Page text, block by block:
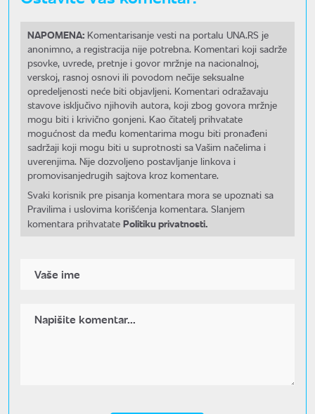
NAPOMENA: Komentarisanje vesti na portalu UNA.RS je
anonimno, a registracija nije potrebna. Komentari koji sadrže
psovke, uvrede, pretnje i govor mržnje na nacionalnoj,
verskoj, rasnoj osnovi ili povodom nečije seksualne
opredeljenosti neće biti objavljeni. Komentari odražavaju
stavove isključivo njihovih autora, koji zbog govora mržnje
mogu biti i krivično gonjeni. Kao čitatelj prihvatate
mogućnost da među komentarima mogu biti pronađeni
sadržaji koji mogu biti u suprotnosti sa Vašim načelima i
uverenjima. Nije dozvoljeno postavljanje linkova i
promovisanjedrugih sajtova kroz komentare.
Svaki korisnik pre pisanja komentara mora se upoznati sa
Pravilima i uslovima korišćenja komentara. Slanjem
komentara prihvatate Politiku privatnosti.